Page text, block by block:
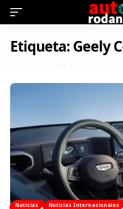
Etiqueta:Geely
Noticias Noticias Internacionales